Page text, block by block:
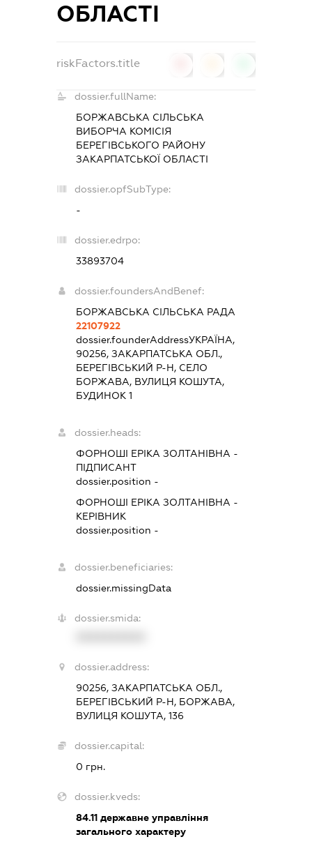
ОБЛАСТІ
riskFactors.title
dossier.fullName:
БОРЖАВСЬКА СІЛЬСЬКА
ВИБОРЧА КОМІСІЯ
БЕРЕГІВСЬКОГО РАЙОНУ
ЗАКАРПАТСЬКОЇ ОБЛАСТІ
dossier.opfSubType:
-
dossier.edrpo:
33893704
dossier.foundersAndBenef:
БОРЖАВСЬКА СІЛЬСЬКА РАДА
22107922
dossier.founderAddressУКРАЇНА,
90256, ЗАКАРПАТСЬКА ОБЛ.,
БЕРЕГІВСЬКИЙ Р-Н, СЕЛО
БОРЖАВА, ВУЛИЦЯ КОШУТА,
БУДИНОК 1
dossier.heads:
ФОРНОШІ ЕРІКА ЗОЛТАНІВНА -
ПІДПИСАНТ
dossier.position -
ФОРНОШІ ЕРІКА ЗОЛТАНІВНА -
КЕРІВНИК
dossier.position -
dossier.beneficiaries:
dossier.missingData
dossier.smida:
dossier.address:
90256, ЗАКАРПАТСЬКА ОБЛ.,
БЕРЕГІВСЬКИЙ Р-Н, БОРЖАВА,
ВУЛИЦЯ КОШУТА, 136
dossier.capital:
0 грн.
dossier.kveds:
84.11 державне управління
загального характеру